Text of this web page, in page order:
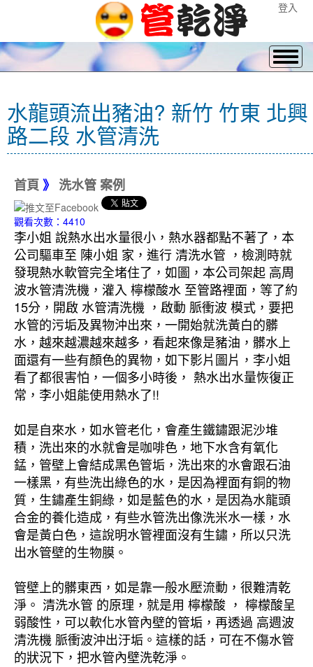
登入
水龍頭流出豬油? 新竹 竹東 北興
路二段 水管清洗
首頁 》 洗水管 案例
觀看次數：4410
李小姐 說熱水出水量很小，熱水器都點不著了，本
公司驅車至 陳小姐 家，進行 清洗水管 ，檢測時就
發現熱水軟管完全堵住了，如圖，本公司架起 高周
波水管清洗機，灌入 檸檬酸水 至管路裡面，等了約
15分，開啟 水管清洗機 ，啟動 脈衝波 模式，要把
水管的污垢及異物沖出來，一開始就洗黃白的髒
水，越來越濃越來越多，看起來像是豬油，髒水上
面還有一些有顏色的異物，如下影片圖片，李小姐
看了都很害怕，一個多小時後， 熱水出水量恢復正
常，李小姐能使用熱水了!!
如是自來水，如水管老化，會產生鐵鏽跟泥沙堆
積，洗出來的水就會是咖啡色，地下水含有氧化
錳，管壁上會結成黑色管垢，洗出來的水會跟石油
一樣黑，有些洗出綠色的水，是因為裡面有銅的物
質，生鏽產生銅綠，如是藍色的水，是因為水龍頭
合金的養化造成，有些水管洗出像洗米水一樣，水
會是黃白色，這說明水管裡面沒有生鏽，所以只洗
出水管壁的生物膜。
管壁上的髒東西，如是靠一般水壓流動，很難清乾
淨。 清洗水管 的原理，就是用 檸檬酸 ， 檸檬酸呈
弱酸性，可以軟化水管內壁的管垢，再透過 高週波
清洗機 脈衝波沖出汙垢。這樣的話，可在不傷水管
的狀況下，把水管內壁洗乾淨。